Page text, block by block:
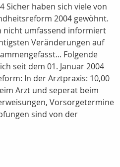
Sicher haben sich viele von
2004 gewöhnt.
nicht umfassend informiert
Veränderungen auf
Folgende
seit dem 01. Januar 2004
In der Arztpraxis: 10,00
Arzt und seperat beim
Vorsorgetermine
sind von der